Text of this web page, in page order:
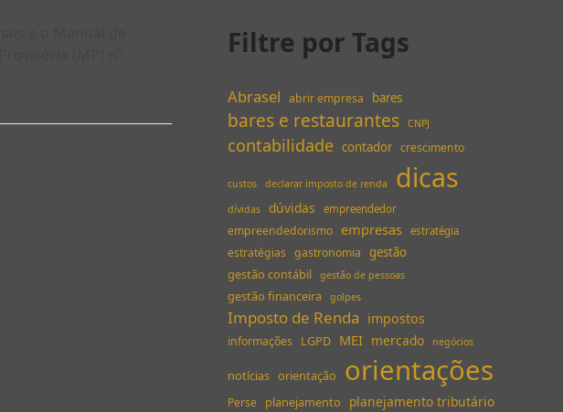
Filtre por Tags
Abrasel abrir empresa bares
bares e restaurantes CNPJ
contabilidade contador crescimento
custos declarar imposto de renda dicas
dívidas dúvidas empreendedor
empreendedorismo empresas estratégia
estratégias gastronomia gestão
gestão contábil
gestão de pessoas
gestão financeira golpes
Imposto de Renda impostos
informações LGPD MEI mercado negócios
notícias orientação orientações
Perse planejamento planejamento tributário